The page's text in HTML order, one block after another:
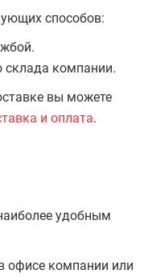
способов:
компании.
вы можете
и оплата.
удобным
офисе компании или